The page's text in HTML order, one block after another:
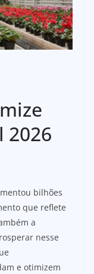
2026
bilhões
que reflete
a
nesse
e otimizem